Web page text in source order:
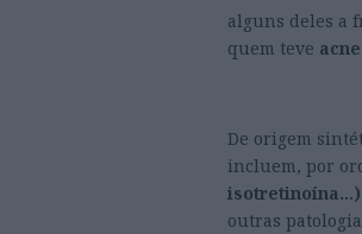
alguns deles a
quem teve acne
De origem
incluem, por
isotretinoína…)
outras